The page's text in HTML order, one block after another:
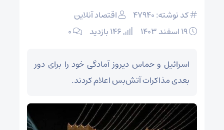
کد نوشته: 47940
اقتصاد آنلاین
۰
اسرائیل و حماس دیروز آمادگی خود را برای دور
بعدی مذاکرات آتش‌بس اعلام کردند.